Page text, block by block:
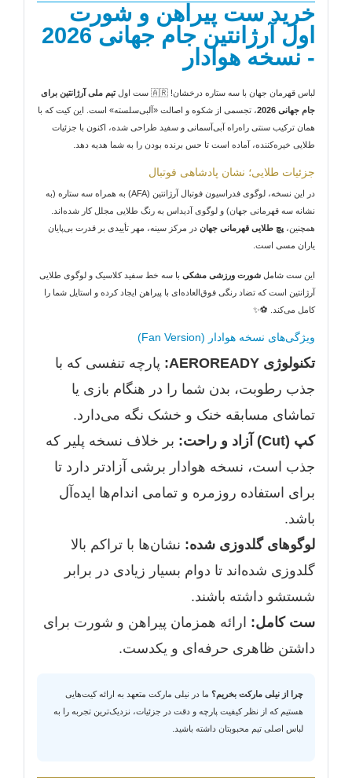
خرید ست پیراهن و شورت
اول آرژانتین جام جهانی 2026
- نسخه هوادار
لباس قهرمان جهان با سه ستاره درخشان! 🇦🇷 ست اول
تیم ملی آرژانتین برای
جام جهانی 2026
، تجسمی از شکوه و اصالت «آلبی‌سلسته» است. این کیت که با
همان ترکیب سنتی راه‌راه آبی‌آسمانی و سفید طراحی شده، اکنون با جزئیات
طلایی خیره‌کننده، آماده است تا حس برنده بودن را به شما هدیه دهد.
جزئیات طلایی؛ نشان پادشاهی فوتبال
در این نسخه، لوگوی فدراسیون فوتبال آرژانتین (AFA) به همراه سه ستاره (به
نشانه سه قهرمانی جهان) و لوگوی آدیداس به رنگ طلایی مجلل کار شده‌اند.
همچنین، پچ طلایی قهرمانی جهان در مرکز سینه، مهر تأییدی بر قدرت بی‌پایان
یاران مسی است.
این ست شامل شورت ورزشی مشکی با سه خط سفید کلاسیک و لوگوی طلایی
آرژانتین است که تضاد رنگی فوق‌العاده‌ای با پیراهن ایجاد کرده و استایل شما را
کامل می‌کند. ⚽✨
ویژگی‌های نسخه هوادار (Fan Version)
تکنولوژی AEROREADY:
پارچه تنفسی که با
جذب رطوبت، بدن شما را در هنگام بازی یا
تماشای مسابقه خنک و خشک نگه می‌دارد.
کپ (Cut) آزاد و راحت:
بر خلاف نسخه پلیر که
جذب است، نسخه هوادار برشی آزادتر دارد تا
برای استفاده روزمره و تمامی اندام‌ها ایده‌آل
باشد.
لوگوهای گلدوزی شده: نشان‌ها با تراکم بالا
گلدوزی شده‌اند تا دوام بسیار زیادی در برابر
شستشو داشته باشند.
ست کامل: ارائه همزمان پیراهن و شورت برای
داشتن ظاهری حرفه‌ای و یکدست.
چرا از نیلی مارکت بخریم؟ ما در نیلی مارکت متعهد به ارائه کیت‌هایی
هستیم که از نظر کیفیت پارچه و دقت در جزئیات، نزدیک‌ترین تجربه را به
لباس اصلی تیم محبوبتان داشته باشید.